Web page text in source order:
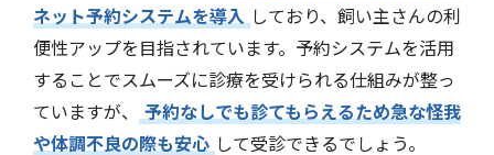
ネット予約システムを導入 しており、飼い主さんの利
便性アップを目指されています。予約システムを活用
することでスムーズに診療を受けられる仕組みが整っ
ていますが、
予約なしでも診てもらえるため急な怪我
や体調不良の際も安心 して受診できるでしょう。